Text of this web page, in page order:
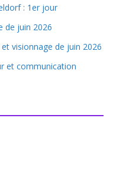
: 1er jour
de juin 2026
visionnage de juin 2026
et communication